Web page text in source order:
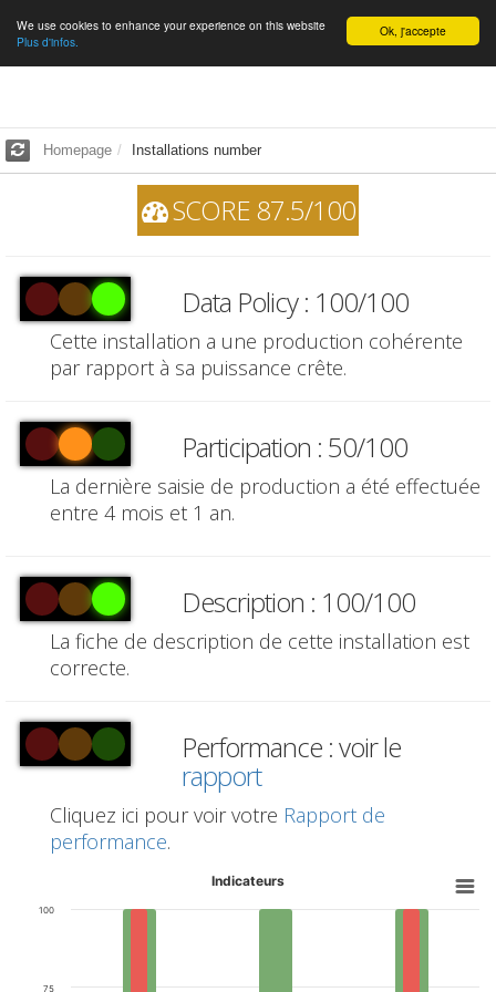
English Ok, j'accepte
We use cookies to enhance your experience on this website
Plus d'infos.
Homepage Installations number
SCORE 87.5/100
Data Policy : 100/100
Cette installation a une production cohérente
par rapport à sa puissance crête.
Participation : 50/100
La dernière saisie de production a été effectuée
entre 4 mois et 1 an.
Description : 100/100
La fiche de description de cette installation est
correcte.
Performance : voir le
rapport
Cliquez ici pour voir votre Rapport de
performance.
Indicateurs
75
100